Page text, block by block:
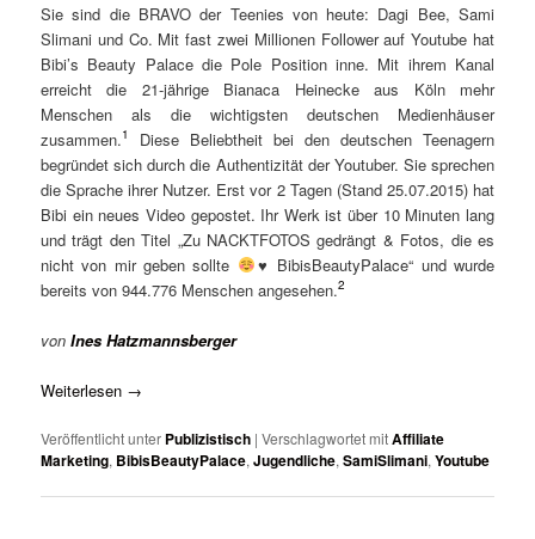
Sie sind die BRAVO der Teenies von heute: Dagi Bee, Sami
Slimani und Co. Mit fast zwei Millionen Follower auf Youtube hat
Bibi’s Beauty Palace die Pole Position inne. Mit ihrem Kanal
erreicht die 21-jährige Bianaca Heinecke aus Köln mehr
Menschen als die wichtigsten deutschen Medienhäuser
zusammen.1
Diese Beliebtheit bei den deutschen Teenagern
begründet sich durch die Authentizität der Youtuber. Sie sprechen
die Sprache ihrer Nutzer. Erst vor 2 Tagen (Stand 25.07.2015) hat
Bibi ein neues Video gepostet. Ihr Werk ist über 10 Minuten lang
und trägt den Titel „Zu NACKTFOTOS gedrängt & Fotos, die es
nicht von mir geben sollte
♥ BibisBeautyPalace“ und wurde
bereits von 944.776 Menschen angesehen.2
vonInes Hatzmannsberger
Weiterlesen →
Veröffentlicht unter Publizistisch |Verschlagwortet mitAffiliate
Marketing, BibisBeautyPalace,Jugendliche,SamiSlimani,Youtube